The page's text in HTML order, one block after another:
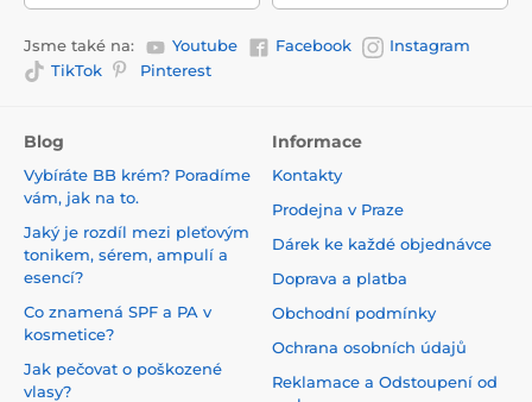
Jsme také na: Youtube Facebook
Instagram
TikTok
Pinterest
Blog
Vybíráte BB krém? Poradíme
vám, jak na to.
Jaký je rozdíl mezi pleťovým
tonikem, sérem, ampulí a
esencí?
Co znamená SPF a PA v
kosmetice?
Jak pečovat o poškozené
vlasy?
Informace
Kontakty
Prodejna v Praze
Dárek ke každé objednávce
Doprava a platba
Obchodní podmínky
Ochrana osobních údajů
Reklamace a Odstoupení od